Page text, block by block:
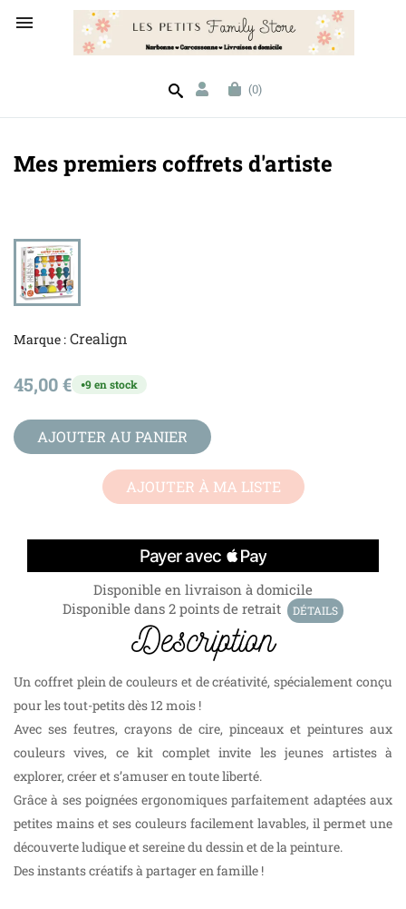

(0)
Mes premiers coffrets d'artiste
Marque : Crealign
45,00 € ●9 en stock
AJOUTER AU PANIER
AJOUTER À MA LISTE
Disponible en livraison à domicile
Disponible dans 2 points de retrait
DÉTAILS
Description
Un coffret plein de couleurs et de créativité, spécialement conçu
pour les tout-petits dès 12 mois !
Avec ses feutres, crayons de cire, pinceaux et peintures aux
couleurs vives, ce kit complet invite les jeunes artistes à
explorer, créer et s’amuser en toute liberté.
Grâce à ses poignées ergonomiques parfaitement adaptées aux
petites mains et ses couleurs facilement lavables, il permet une
découverte ludique et sereine du dessin et de la peinture.
Des instants créatifs à partager en famille !